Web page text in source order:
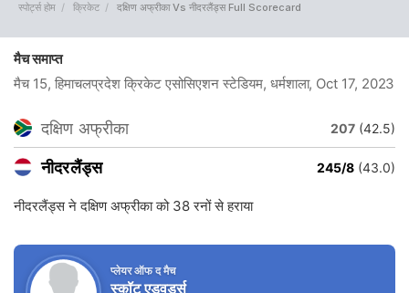
स्पोर्ट्स होम क्रिकेट दक्षिण अफ्रीका Vs नीदरलैंड्स Full Scorecard
मैच समाप्त
मैच 15, हिमाचलप्रदेश क्रिकेट एसोसिएशन स्टेडियम, धर्मशाला, Oct 17, 2023
दक्षिण अफ्रीका 207 (42.5)
नीदरलैंड्स 245/8 (43.0)
नीदरलैंड्स ने दक्षिण अफ्रीका को 38 रनों से हराया
प्लेयर ऑफ द मैच
स्कॉट एडवर्ड्स